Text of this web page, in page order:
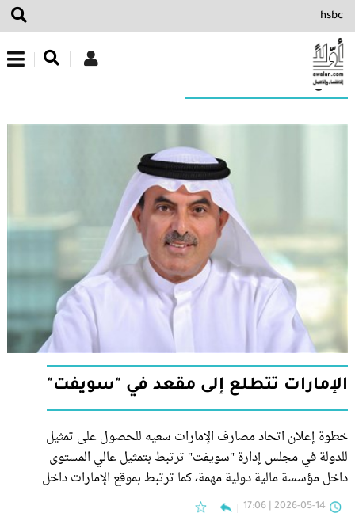
نتائج البحث عن“HSBC”
الإمارات تتطلع إلى مقعد في "سويفت"
خطوة إعلان اتحاد مصارف الإمارات سعيه للحصول على تمثيل
للدولة في مجلس إدارة "سويفت" ترتبط بتمثيل عالي المستوى
داخل مؤسسة مالية دولية مهمة، كما ترتبط بموقع الإمارات داخل
واحدة من أكثر البنى التحتية المالية تأثيراً في العالم.
2026-05-14 | 17:06